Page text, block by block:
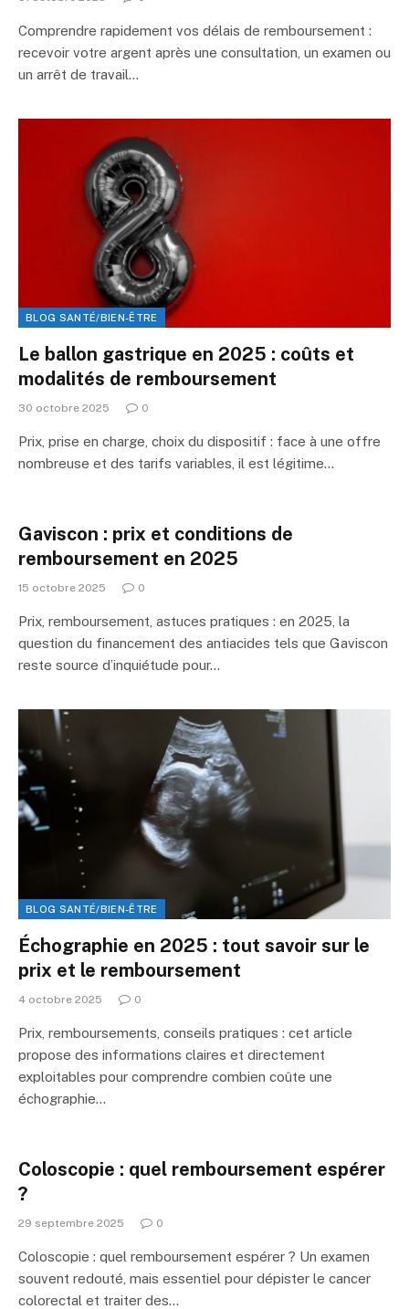
Comprendre rapidement vos délais de remboursement :
recevoir votre argent après une consultation, un examen ou
un arrêt de travail…
BLOG SANTÉ/BIEN-ÊTRE
Le ballon gastrique en 2025 : coûts et
modalités de remboursement
30 octobre 2025 0
Prix, prise en charge, choix du dispositif : face à une offre
nombreuse et des tarifs variables, il est légitime…
Gaviscon : prix et conditions de
remboursement en 2025
15 octobre 2025 0
Prix, remboursement, astuces pratiques : en 2025, la
question du financement des antiacides tels que Gaviscon
reste source d’inquiétude pour…
BLOG SANTÉ/BIEN-ÊTRE
Échographie en 2025 : tout savoir sur le
prix et le remboursement
4 octobre 2025 0
Prix, remboursements, conseils pratiques : cet article
propose des informations claires et directement
exploitables pour comprendre combien coûte une
échographie…
Coloscopie : quel remboursement espérer
?
29 septembre 2025 0
Coloscopie : quel remboursement espérer ? Un examen
souvent redouté, mais essentiel pour dépister le cancer
colorectal et traiter des…